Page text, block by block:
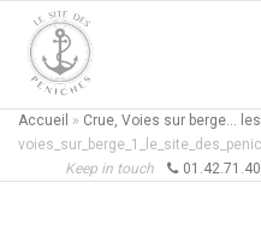
Accueil » Crue, Voies sur berge…
Keep in touch